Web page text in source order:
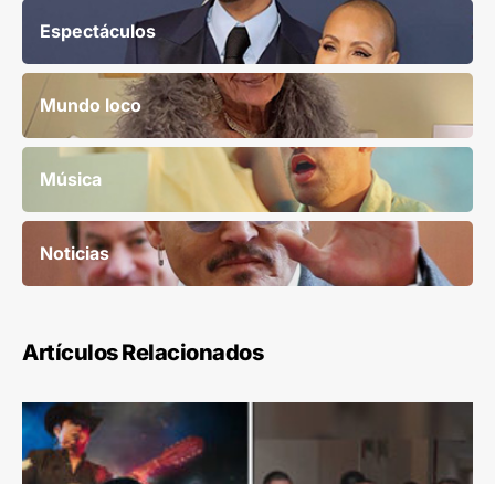
Espectáculos
Mundo loco
Música
Noticias
Artículos Relacionados